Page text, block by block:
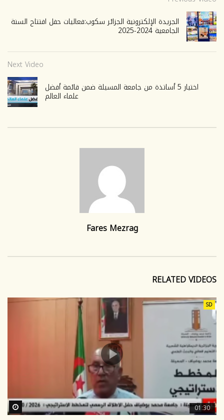
الجريدة الإلكترونية الجزائر سكوب:فعاليات حفل افتتاح السنة
الجامعية 2024-2025
Next Video
اختيار 5 أساتذة من جامعة المسيلة ضمن قائمة أفضل
علماء العالم
Fares Mezrag
RELATED VIDEOS
SD
01:30